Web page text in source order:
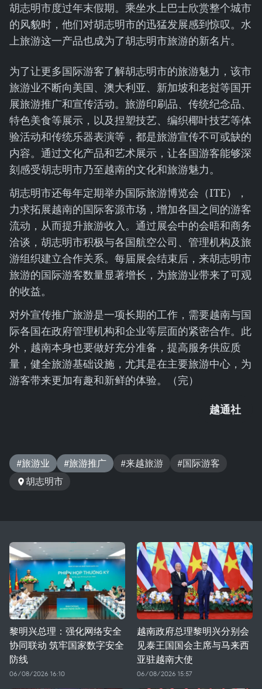
胡志明市度过年末假期。乘坐水上巴士欣赏整个城市
的风貌时，他们对胡志明市的迅猛发展感到惊叹。水
上旅游这一产品也成为了胡志明市旅游的新名片。
为了让更多国际游客了解胡志明市的旅游魅力，该市
旅游业不断向美国、澳大利亚、新加坡和老挝等国开
展旅游推广和宣传活动。旅游印刷品、传统纪念品、
特色美食等展示，以及捏塑技艺、编织椰叶技艺等体
验活动和传统乐器表演等，都是旅游宣传不可或缺的
内容。通过文化产品和艺术展示，让各国游客能够深
刻感受胡志明市乃至越南的文化和旅游魅力。
胡志明市还每年定期举办国际旅游博览会（ITE），
力求拓展越南的国际客源市场，增加各国之间的游客
流动，从而提升旅游收入。通过展会中的会晤和商务
洽谈，胡志明市积极与各国航空公司、管理机构及旅
游组织建立合作关系。每届展会结束后，来胡志明市
旅游的国际游客数量显著增长，为旅游业带来了可观
的收益。
对外宣传推广旅游是一项长期的工作，需要越南与国
际各国在政府管理机构和企业等层面的紧密合作。此
外，越南本身也要做好充分准备，提高服务供应质
量，健全旅游基础设施，尤其是在主要旅游中心，为
游客带来更加有趣和新鲜的体验。（完）
越通社
#旅游业 #旅游推广 #来越旅游
#国际游客
胡志明市
黎明兴总理：强化网络安全
协同联动 筑牢国家数字安全
防线
06/08/2026 16:10
越南政府总理黎明兴分别会
见泰王国国会主席与马来西
亚驻越南大使
06/08/2026 15:57